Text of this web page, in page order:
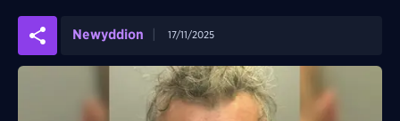
Newyddion 17/11/2025